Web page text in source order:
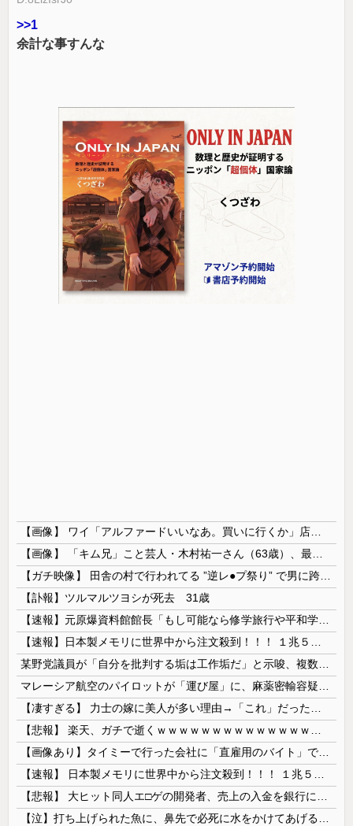
>>1
余計な事すんな
【訃報】ツルマルツヨシが死去 31歳